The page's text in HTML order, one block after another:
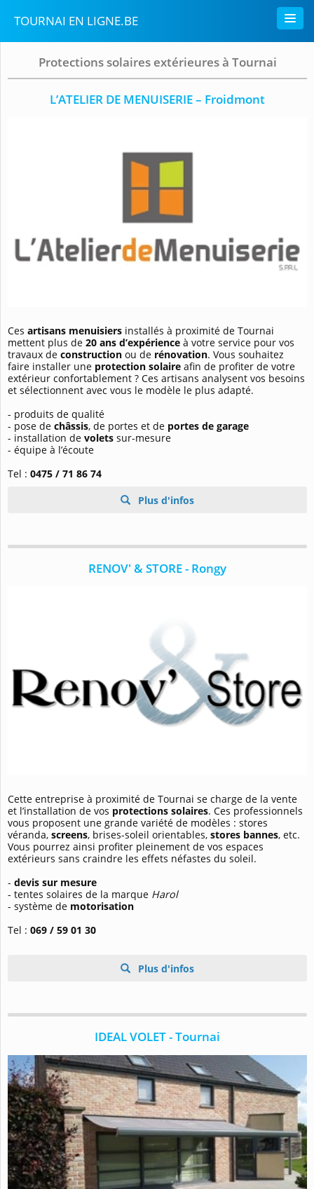
TOURNAI EN LIGNE.BE
Protections solaires extérieures à Tournai
L’ATELIER DE MENUISERIE – Froidmont
Ces artisans menuisiers installés à proximité de Tournai
mettent plus de 20 ans d’expérience à votre service pour vos
travaux de construction ou de rénovation. Vous souhaitez
faire installer une protection solaire afin de profiter de votre
extérieur confortablement ? Ces artisans analysent vos besoins
et sélectionnent avec vous le modèle le plus adapté.
- produits de qualité
- pose de châssis, de portes et de portes de garage
- installation de volets sur-mesure
- équipe à l’écoute
Tel : 0475 / 71 86 74
Plus d'infos
RENOV' & STORE - Rongy
Cette entreprise à proximité de Tournai se charge de la vente
et l’installation de vos protections solaires. Ces professionnels
vous proposent une grande variété de modèles : stores
véranda, screens, brises-soleil orientables, stores bannes, etc.
Vous pourrez ainsi profiter pleinement de vos espaces
extérieurs sans craindre les effets néfastes du soleil.
- devis sur mesure
- tentes solaires de la marque Harol
- système de motorisation
Tel : 069 / 59 01 30
Plus d'infos
IDEAL VOLET - Tournai